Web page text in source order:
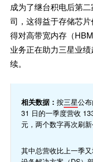
成为了继台积电后第
司，这得益于存储芯
得对高带宽内存（
业务正在助力三星业
续。
相关数据： 按三星公
31 日的一季度营收
元，两个数字再次刷新
其中总营收比上一季